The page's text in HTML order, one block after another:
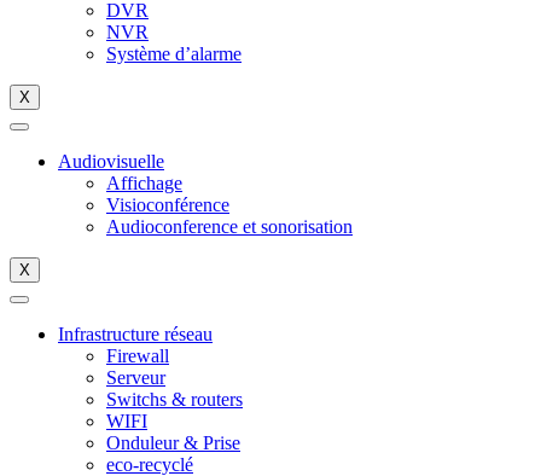
DVR
NVR
Système d’alarme
X
Audiovisuelle
Affichage
Visioconférence
Audioconference et sonorisation
X
Infrastructure réseau
Firewall
Serveur
Switchs & routers
WIFI
Onduleur & Prise
eco-recyclé